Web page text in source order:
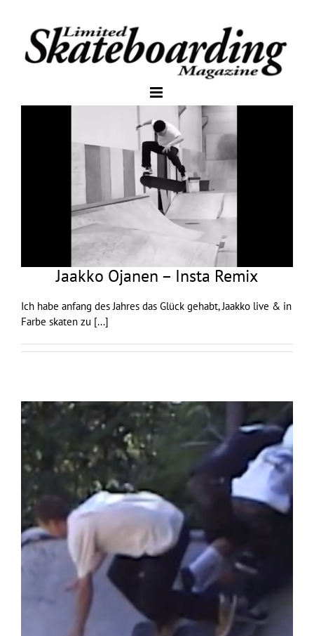
Jaakko Ojanen – Insta Remix
Ich habe anfang des Jahres das Glück gehabt, Jaakko live & in
Farbe skaten zu [...]